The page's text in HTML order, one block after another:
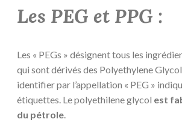
Les PEG et PPG :
Les « PEGs » désignent tous les
qui sont dérivés des Polyethylene
identifier par l’appellation « PEG »
étiquettes. Le polyethilene glycol est
du pétrole